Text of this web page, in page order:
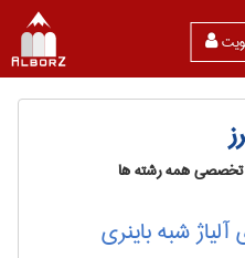
تخصصی همه رشته ها
شبه باینری